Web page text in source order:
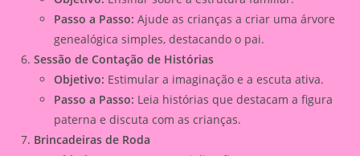
Passo a Passo: Ajude as crianças a criar uma árvore
genealógica simples, destacando o pai.
Sessão de Contação de Histórias
Objetivo: Estimular a imaginação e a escuta ativa.
Passo a Passo: Leia histórias que destacam a figura
paterna e discuta com as crianças.
Brincadeiras de Roda